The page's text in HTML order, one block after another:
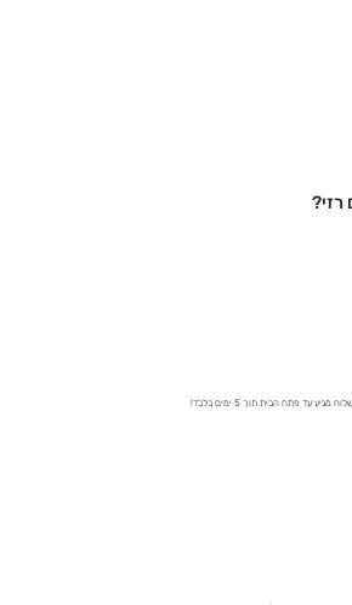
רזי?
עד פתח הבית תוך 5 ימים בלבד!